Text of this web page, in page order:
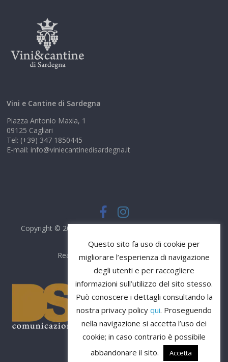
Vini e Cantine di Sardegna
Piazza Antonio Maxia, 1
09125 Cagliari
Tel: (+39) 347 1850445
E-mail: info@viniecantinedisardegna.it
Copyright © 2026
Realizzato daDS Comunicazione
Questo sito fa uso di cookie per
migliorare l’esperienza di navigazione
degli utenti e per raccogliere
informazioni sull’utilizzo del sito stesso.
Può conoscere i dettagli consultando la
nostra privacy policy qui. Proseguendo
nella navigazione si accetta l’uso dei
cookie; in caso contrario è possibile
abbandonare il sito.
Accetta